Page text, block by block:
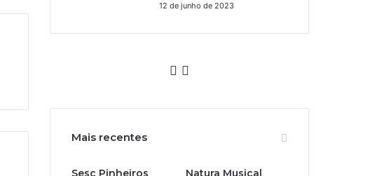
12 de junho de 2023
Y
Mais recentes
Sesc Pinheiros
Natura Musical